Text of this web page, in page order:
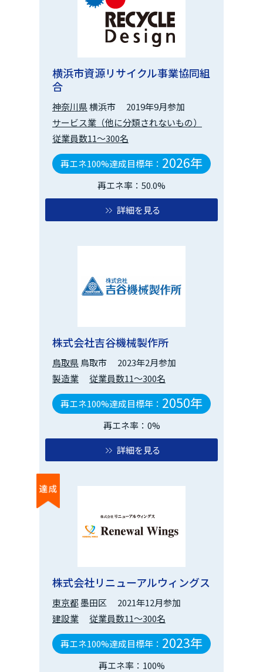
横浜市資源リサイクル事業協同組
合
神奈川県横浜市
2019年9月参加
サービス業（他に分類されないもの）
従業員数11～300名
再エネ100%達成目標年： 2026年
再エネ率：50.0%
詳細を見る
株式会社吉谷機械製作所
鳥取県鳥取市
2023年2月参加
製造業
従業員数11～300名
再エネ100%達成目標年： 2050年
再エネ率：0%
詳細を見る
株式会社リニューアルウィングス
東京都 墨田区
2021年12月参加
建設業
従業員数11～300名
再エネ100%達成目標年： 2023年
再エネ率：100%